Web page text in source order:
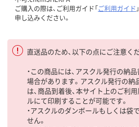
ご購入の際は、ご利用ガイド「ご利用ガイド
申し込みください。
直送品のため、以下の点にご注意く
・この商品には、アスクル発行の納
場合があります。アスクル発行の納
は、商品到着後、本サイト上のご利
ルにて印刷することが可能です。
・アスクルのダンボールもしくは袋
せん。